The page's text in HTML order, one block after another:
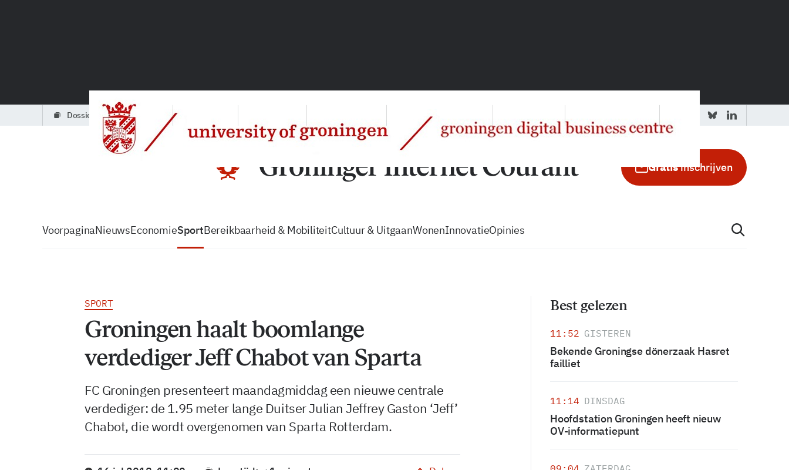
dossiers
Gratisinschrijven
VoorpaginaNieuwsEconomieSportBereikbaarheid & MobiliteitCultuur & UitgaanWonenInnovatieOpinies
SPORT
Groningen haalt boomlange
verdediger Jeff Chabot van Sparta
FC Groningen presenteert maandagmiddag een nieuwe centrale
verdediger: de 1.95 meter lange Duitser Julian Jeffrey Gaston ‘Jeff’
Chabot, die wordt overgenomen van Sparta Rotterdam.
Best gelezen
11:52 GISTEREN
Bekende Groningse dönerzaak Hasret
failliet
11:14 DINSDAG
Hoofdstation Groningen heeft nieuw
OV-informatiepunt